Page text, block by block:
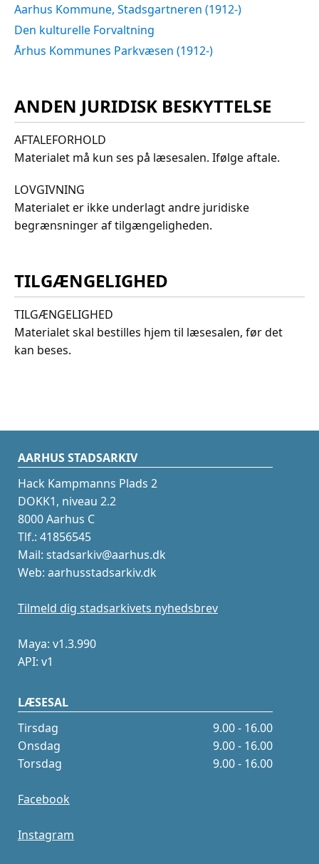
Aarhus Kommune, Stadsgartneren (1912-)
Den kulturelle Forvaltning
Århus Kommunes Parkvæsen (1912-)
ANDEN JURIDISK BESKYTTELSE
AFTALEFORHOLD
Materialet må kun ses på læsesalen. Ifølge aftale.
LOVGIVNING
Materialet er ikke underlagt andre juridiske
begrænsninger af tilgængeligheden.
TILGÆNGELIGHED
TILGÆNGELIGHED
Materialet skal bestilles hjem til læsesalen, før det
kan beses.
AARHUS STADSARKIV
Hack Kampmanns Plads 2
DOKK1, niveau 2.2
8000 Aarhus C
Tlf.: 41856545
Mail: stadsarkiv@aarhus.dk
Web: aarhusstadsarkiv.dk
Tilmeld dig stadsarkivets nyhedsbrev
Maya: v1.3.990
API: v1
LÆSESAL
Tirsdag
9.00 - 16.00
Onsdag
9.00 - 16.00
Torsdag
9.00 - 16.00
Facebook
Instagram